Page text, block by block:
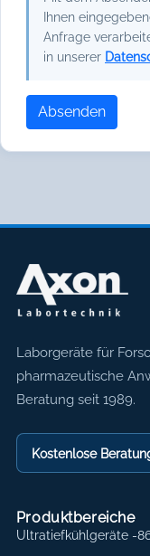
Ihnen
Anfrage
in unserer
Absenden
Axon
Laborgeräte für
pharmazeutische
Beratung seit 1989.
Kostenlose
Produktbereiche
Ultratiefkühlgeräte -